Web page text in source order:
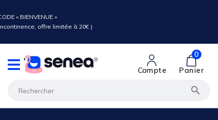
« BIENVENUE »
offre limitée à 20€ )

Compte
0
Panier